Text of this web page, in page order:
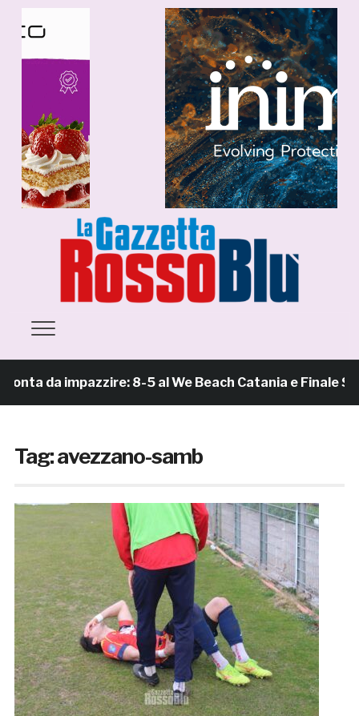
impazzire: 8-5 al We Beach Catania e Finale Scudetto!
Tag:avezzano-samb